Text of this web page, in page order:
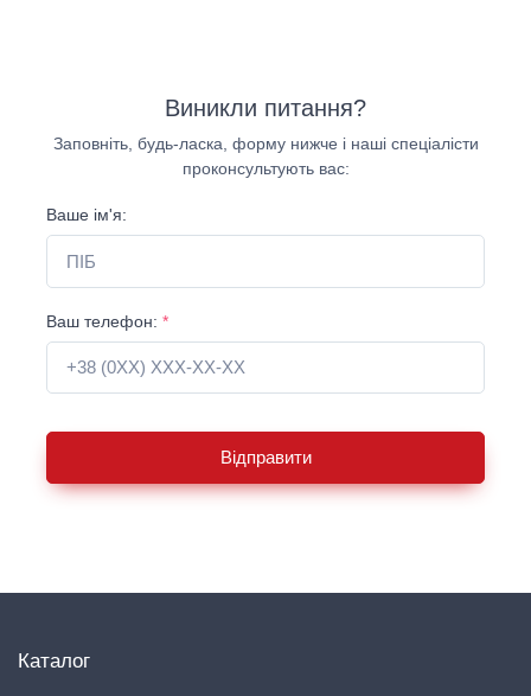
Виникли питання?
Заповніть, будь-ласка, форму нижче і наші спеціалісти
проконсультують вас:
Ваше ім'я:
Ваш телефон: *
Відправити
Каталог